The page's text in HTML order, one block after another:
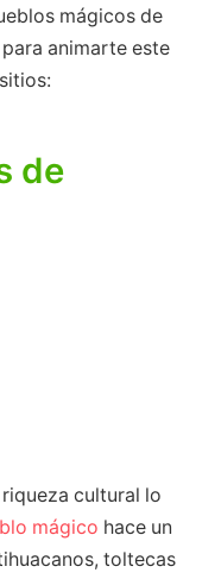
mágicos de
animarte este
de
cultural lo
mágico hace un
toltecas